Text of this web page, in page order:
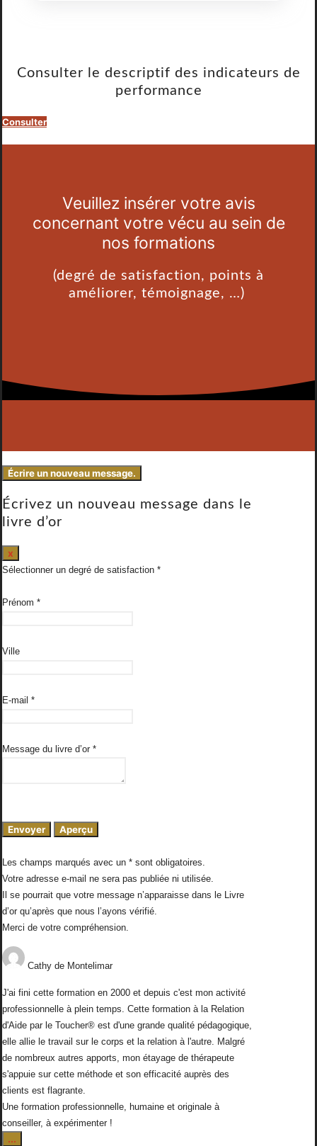
Consulter le descriptif des indicateurs de
performance
Consulter
Veuillez insérer votre avis
concernant votre vécu au sein de
nos formations
(degré de satisfaction, points à
améliorer, témoignage, …)
Écrivez un nouveau message dans le
livre d’or
x
ce
formulaire.
Sélectionner un degré de satisfaction
Prénom *
Ville
E-mail *
Message du livre d’or *
Les champs marqués avec un * sont obligatoires.
Votre adresse e-mail ne sera pas publiée ni utilisée.
Il se pourrait que votre message n’apparaisse dans le Livre
d’or qu’après que nous l’ayons vérifié.
Merci de votre compréhension.
Cathy de Montelimar
J'ai fini cette formation en 2000 et depuis c'est mon activité
professionnelle à plein temps. Cette formation à la Relation
d'Aide par le Toucher® est d'une grande qualité pédagogique,
elle allie le travail sur le corps et la relation à l'autre. Malgré
de nombreux autres apports, mon étayage de thérapeute
s'appuie sur cette méthode et son efficacité auprès des
clients est flagrante.
Une formation professionnelle, humaine et originale à
conseiller, à expérimenter !
...